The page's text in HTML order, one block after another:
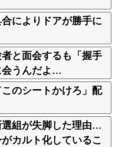
によりドアが勝手に
と面会するも「握手
うんだよ…
のシートかけろ」配
選組が失脚した理由…
カルト化しているこ